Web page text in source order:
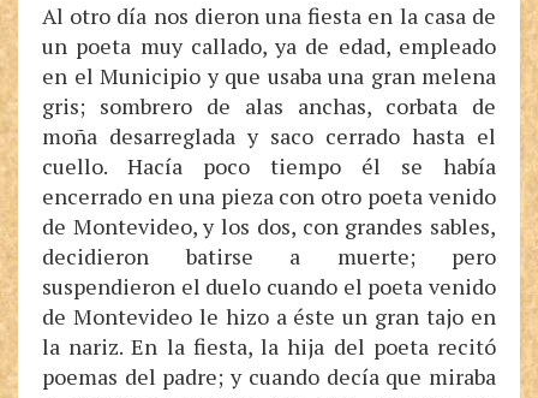
Al otro día nos dieron una fiesta en la casa de
un poeta muy callado, ya de edad, empleado
en el Municipio y que usaba una gran melena
gris; sombrero de alas anchas, corbata de
moña desarreglada y saco cerrado hasta el
cuello. Hacía poco tiempo él se había
encerrado en una pieza con otro poeta venido
de Montevideo, y los dos, con grandes sables,
decidieron batirse a muerte; pero
suspendieron el duelo cuando el poeta venido
de Montevideo le hizo a éste un gran tajo en
la nariz. En la fiesta, la hija del poeta recitó
poemas del padre; y cuando decía que miraba